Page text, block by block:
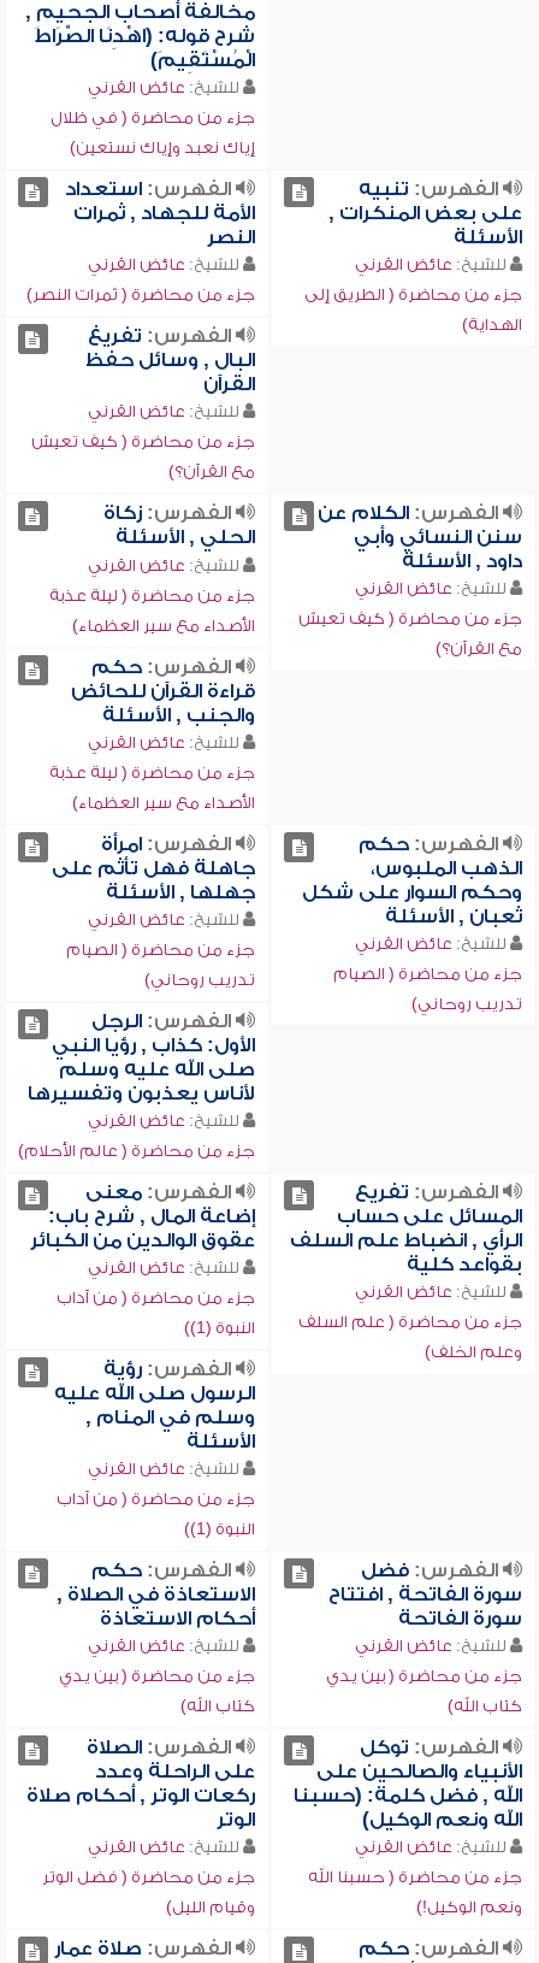
مخالفة أصحاب الجحيم ,
شرح قوله: (اهْدِنَا الصِّرَاطَ
الْمُسْتَقِيمَ)
للشيخ: عائض القرني
جزء من محاضرة ( في ظلال
إياك نعبد وإياك نستعين)
الفهرس: تنبيه
على بعض المنكرات ,
الأسئلة
للشيخ: عائض القرني
جزء من محاضرة ( الطريق إلى
الهداية)
الفهرس:استعداد
الأمة للجهاد , ثمرات
النصر
للشيخ: عائض القرني
جزء من محاضرة ( ثمرات النصر)
الفهرس: تفريغ
البال , وسائل حفظ
القرآن
للشيخ: عائض القرني
جزء من محاضرة ( كيف تعيش
مع القرآن؟)
الفهرس:الكلام عن
سنن النسائي وأبي
داود , الأسئلة
للشيخ: عائض القرني
جزء من محاضرة ( كيف تعيش
مع القرآن؟)
الفهرس:زكاة
الحلي , الأسئلة
للشيخ: عائض القرني
جزء من محاضرة ( ليلة عذبة
الأصداء مع سير العظماء)
الفهرس:حكم
قراءة القرآن للحائض
والجنب , الأسئلة
للشيخ: عائض القرني
جزء من محاضرة ( ليلة عذبة
الأصداء مع سير العظماء)
الفهرس:حكم
الذهب الملبوس،
وحكم السوار على شكل
ثعبان , الأسئلة
للشيخ: عائض القرني
جزء من محاضرة ( الصيام
تدريب روحاني)
الفهرس:امرأة
جاهلة فهل تأثم على
جهلها , الأسئلة
للشيخ: عائض القرني
جزء من محاضرة ( الصيام
تدريب روحاني)
الفهرس:الرجل
الأول: كذاب , رؤيا النبي
صلى الله عليه وسلم
لأناس يعذبون وتفسيرها
للشيخ: عائض القرني
جزء من محاضرة ( عالم الأحلام)
الفهرس: تفريع
المسائل على حساب
الرأي , انضباط علم السلف
بقواعد كلية
للشيخ: عائض القرني
جزء من محاضرة ( علم السلف
وعلم الخلف)
الفهرس:معنى
إضاعة المال , شرح باب:
عقوق الوالدين من الكبائر
للشيخ: عائض القرني
جزء من محاضرة ( من آداب
النبوة (1))
الفهرس:رؤية
الرسول صلى الله عليه
وسلم في المنام ,
الأسئلة
للشيخ: عائض القرني
جزء من محاضرة ( من آداب
النبوة (1))
الفهرس:فضل
سورة الفاتحة , افتتاح
سورة الفاتحة
للشيخ: عائض القرني
جزء من محاضرة ( بين يدي
كتاب الله)
الفهرس:حكم
الاستعاذة في الصلاة ,
أحكام الاستعاذة
للشيخ: عائض القرني
جزء من محاضرة ( بين يدي
كتاب الله)
الفهرس: توكل
الأنبياء والصالحين على
الله , فضل كلمة: (حسبنا
الله ونعم الوكيل)
للشيخ: عائض القرني
جزء من محاضرة ( حسبنا الله
ونعم الوكيل!)
الفهرس:الصلاة
على الراحلة وعدد
ركعات الوتر , أحكام صلاة
الوتر
للشيخ: عائض القرني
جزء من محاضرة ( فضل الوتر
وقيام الليل)
الفهرس:حكم
الفهرس: صلاة عمار